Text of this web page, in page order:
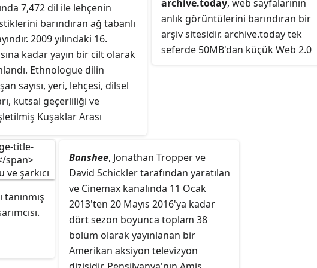
takmıştır. 4. Yıldızı takan ilk takımdır.
7,472 dil ile lehçenin
barındıran ağ tabanlı
2009 yılındaki 16.
kadar yayın bir cilt olarak
Ethnologue dilin
sayısı, yeri, lehçesi, dilsel
kutsal geçerliliği ve
Kuşaklar Arası
öngörüsü üzerine
bilgi
karşılayacak bir
bulunmaktadır. William
Language: Journal of the
Society of America
o zamanki editörü,
ile ilgili dünya dilleri
archive.today, web sayfalarının
anlık görüntülerini barındıran bir
arşiv sitesidir. archive.today tek
seferde 50MB'dan küçük Web 2.0
tanınmış
Banshee, Jonathan Tropper ve
David Schickler tarafından yaratılan
ve Cinemax kanalında 11 Ocak
2013'ten 20 Mayıs 2016'ya kadar
dört sezon boyunca toplam 38
bölüm olarak yayınlanan bir
Amerikan aksiyon televizyon